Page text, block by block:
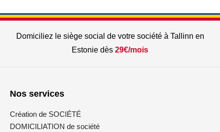
Domiciliez le siège social de votre société à Tallinn en
Estonie dès 29€/mois
Nos services
Création de SOCIÉTÉ
DOMICILIATION de société